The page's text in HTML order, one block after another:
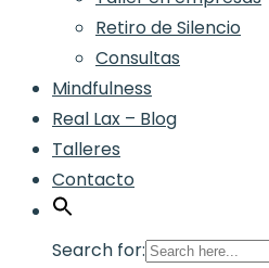
Retiro de Silencio
Consultas
Mindfulness
Real Lax – Blog
Talleres
Contacto
Search for: